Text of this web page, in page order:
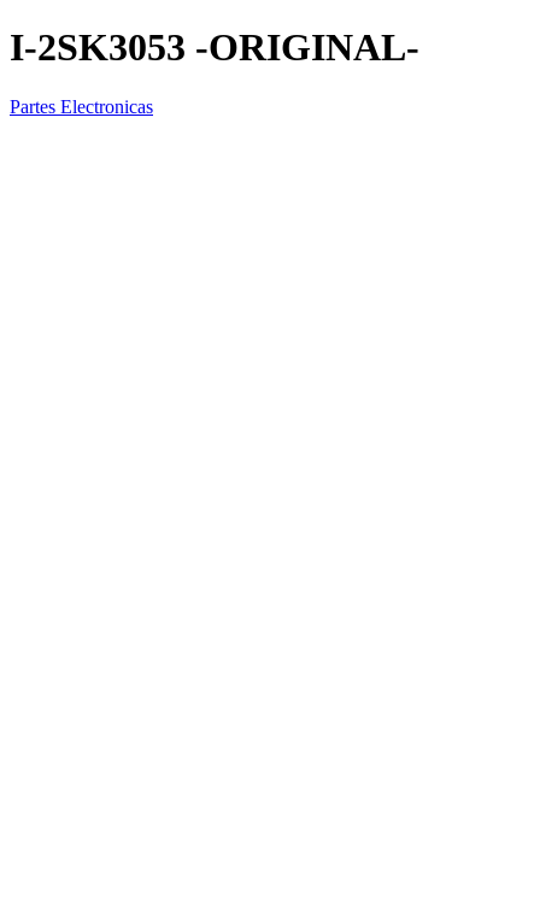
I-2SK3053 -ORIGINAL-
Partes Electronicas